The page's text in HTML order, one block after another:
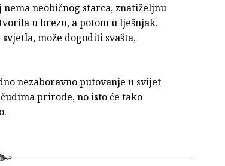
neobičnog starca, znatiželjnu
u brezu, a potom u lješnjak,
može dogoditi svašta,
nezaboravno putovanje u svijet
prirode, no isto će tako